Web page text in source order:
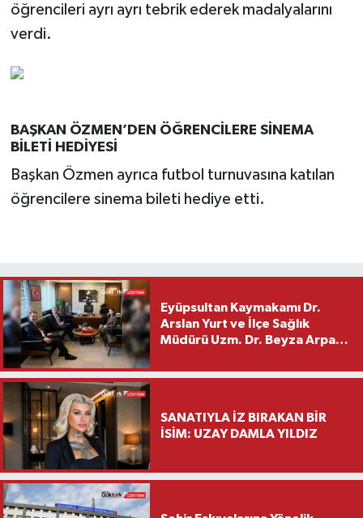
öğrencileri ayrı ayrı tebrik ederek madalyalarını
verdi.
BAŞKAN ÖZMEN’DEN ÖĞRENCİLERE SİNEMA
BİLETİ HEDİYESİ
Başkan Özmen ayrıca futbol turnuvasına katılan
öğrencilere sinema bileti hediye etti.
Eyüpsultan Kaymakamı Dr.
Arslan Yurt ve İlçe Sağlık
Müdürü Uzm. Dr. Beyza Arpacı
Ziyareti
SANATIYLA İZ BIRAKAN BİR
İSİM: UZAY DAMLA YILDIZ